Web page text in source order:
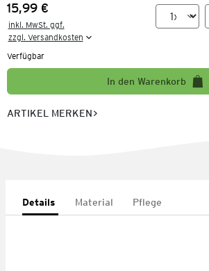
Preis:
15,99 €
inkl. MwSt. ggf.
zzgl. Versandkosten
Verfügbar
In den Warenkorb
ARTIKEL MERKEN
Details Material Pflege